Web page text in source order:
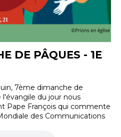
DE PÂQUES - 1E
7ème dimanche de
l'évangile du jour nous
Pape François qui commente
des Communications